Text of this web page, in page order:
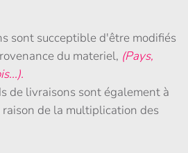
sont succeptible d'être modifiés
du materiel, (Pays,
de livraisons sont également à
de la multiplication des